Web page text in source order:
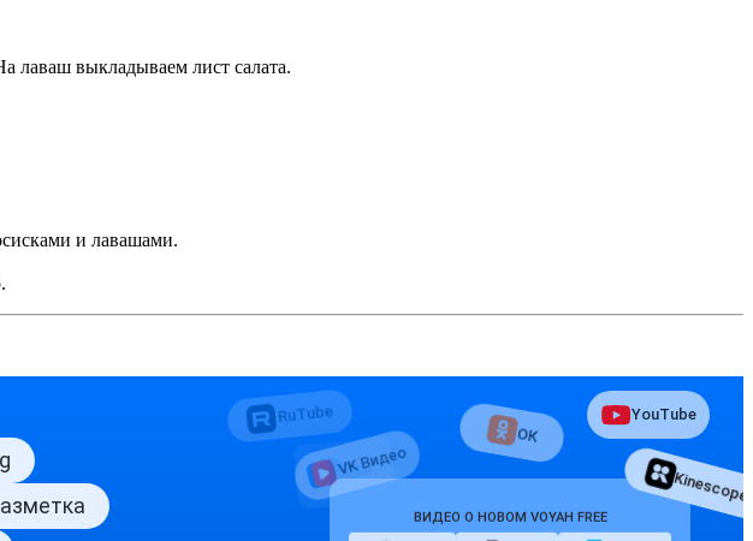
лаваш выкладываем лист салата.
и лавашами.